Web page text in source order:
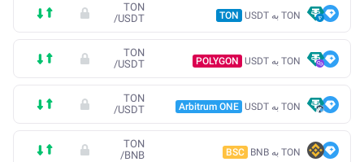
TON به USDT TON
TON
/USDT
TON به USDT POLYGON
TON
/USDT
TON به USDT Arbitrum ONE
TON
/USDT
TON به BNB BSC
TON
/BNB